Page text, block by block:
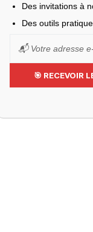
Des invitations à
Des outils